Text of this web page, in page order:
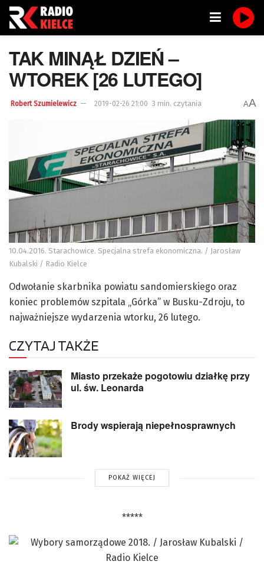
TAK MINĄŁ DZIEŃ –
WTOREK [26 LUTEGO]
Robert Szumielewicz 2019-02-26 21:00 3 min. czytania AA
10.04.2016. Starachowice. Specjalna strefa ekonomiczna. / Jarosław
Kubalski / Radio Kielce
Odwołanie skarbnika powiatu sandomierskiego oraz
koniec problemów szpitala „Górka” w Busku-Zdroju, to
najważniejsze wydarzenia wtorku, 26 lutego.
CZYTAJ TAKŻE
Miasto przekaże pogotowiu działkę przy
ul. św. Leonarda
Brody wspierają niepełnosprawnych
POKAŻ WIĘCEJ
*****